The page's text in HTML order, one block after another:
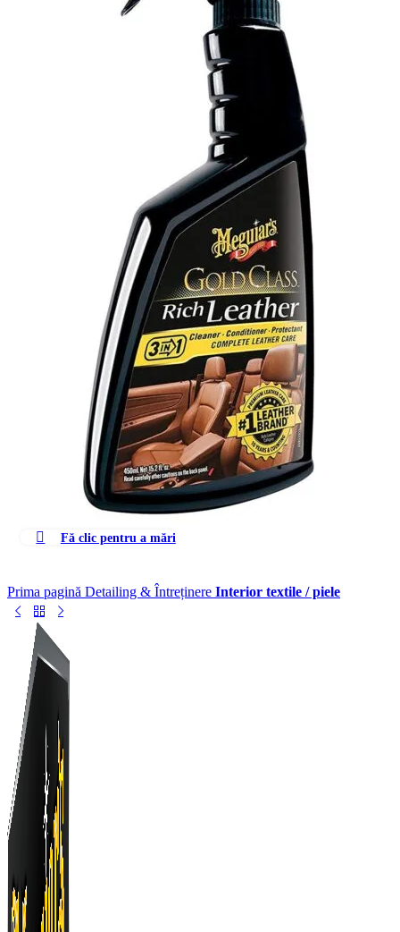
Fă clic pentru a mări
Prima pagină Detailing & Întreținere Interior textile / piele